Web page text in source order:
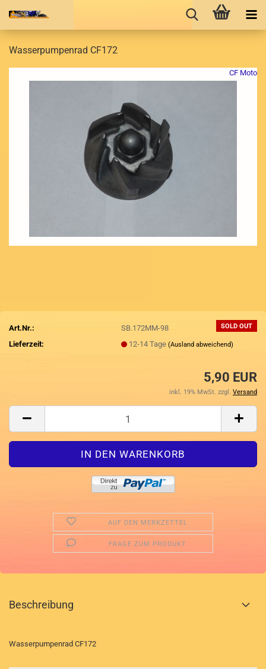
Wasserpumpenrad CF172
CF Moto
SOLD OUT
Art.Nr.:
SB.172MM-98
Lieferzeit:
12-14 Tage(Ausland abweichend)
5,90 EUR
inkl. 19% MwSt. zzgl. Versand
AUF DEN MERKZETTEL
FRAGE ZUM PRODUKT
Beschreibung
Wasserpumpenrad CF172